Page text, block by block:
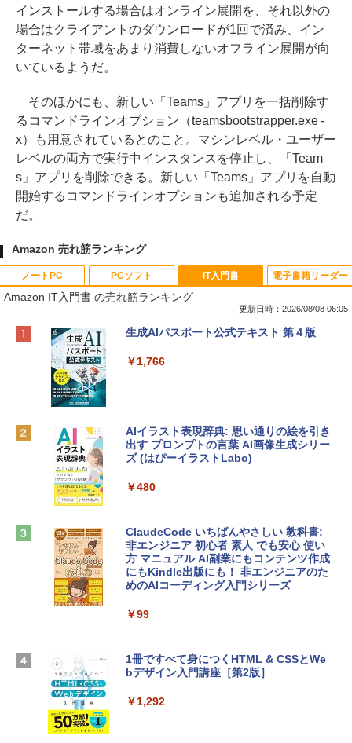
インストールする場合はオンライン展開を、それ以外の
場合はクライアントのダウンロードが1回で済み、イン
ターネット帯域をあまり消費しないオフライン展開が向
いているようだ。
そのほかにも、新しい「Teams」アプリを一括削除す
るコマンドラインオプション（teamsbootstrapper.exe -
x）も用意されているとのこと。マシンレベル・ユーザー
レベルの両方で実行中インスタンスを停止し、「Team
s」アプリを削除できる。新しい「Teams」アプリを自動
開始するコマンドラインオプションも追加される予定
だ。
Amazon 売れ筋ランキング
ノートPC
Apple 2026 MacBook Neo A18 Proチッ
e Intelligence、Liquid Retinaディスプ
￥162,598
tomtoc 360°保護 15.6 16インチ パソコ
￥2,952
Apple 2026 MacBook Air M5チップ搭載
igence、13.6インチLiquid Retinaディ
ームカメラ、日本語キーボード、Touch I
D - シルバー
￥261,414
PCソフト
Robloxギフトカード - 800 Robux 【限
インゲームコード】 ロブロックス | オン
Robloxギフトカード - 1000 Robux 【限
定バーチャルアイテムを含む】 【オンラ
ラインコード版
Microsoft Office Home & Business 202
4(最新 永続版)|オンラインコード版|Wind
ows11、10/mac対応|PC2台
￥39,582
Robloxギフトカード - 2,000 Robux 【限
定バーチャルアイテムを含む】 【オンラ
ラインコード版
IT入門書
Amazon IT入門書 の売れ筋ランキング
更新日時：2026/08/08 06:05
生成AIパスポート公式テキスト 第４版
￥1,766
AIイラスト表現辞典: 思い通りの絵を引き
出す プロンプトの言葉 AI画像生成シリー
ズ (はぴーイラストLabo)
￥480
ClaudeCode いちばんやさしい 教科書:
非エンジニア 初心者 素人 でも安心 使い
方 マニュアル AI副業にもコンテンツ作成
にもKindle出版にも！ 非エンジニアのた
めのAIコーディング入門シリーズ
￥99
1冊ですべて身につくHTML & CSSとWe
bデザイン入門講座［第2版］
￥1,292
電子書籍リーダー